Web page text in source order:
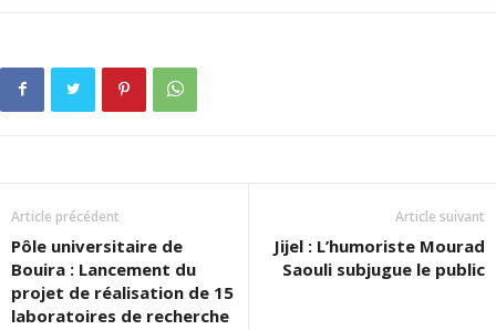
Article précédent
Pôle universitaire de
Bouira : Lancement du
projet de réalisation de 15
laboratoires de recherche
Article suivant
Jijel : L’humoriste Mourad
Saouli subjugue le public